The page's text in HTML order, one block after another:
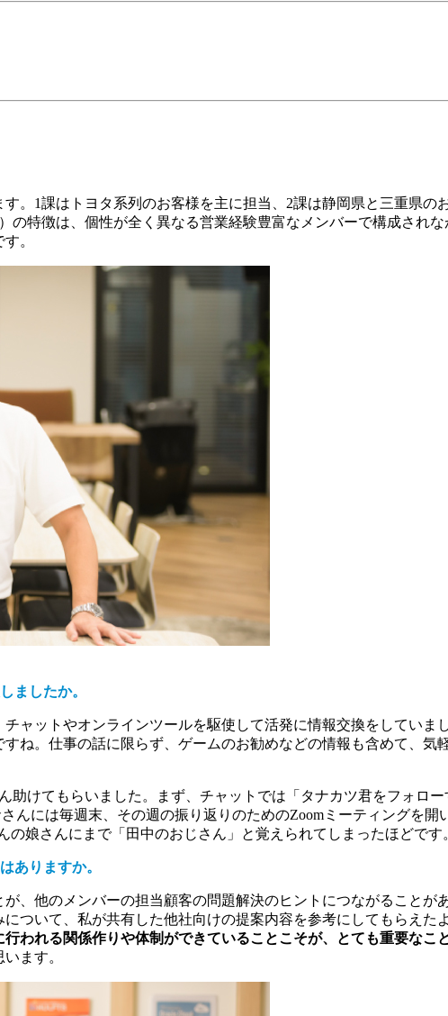
。1課はトヨタ系列のお客様を主に担当、2課は静岡県と三重県の
の特徴は、個性が全く異なる営業経験豊富なメンバーで構成され
。
ましたか。
ャットやオンラインツールを駆使して活発に情報交換をしていま
すね。仕事の話に限らず、ゲームのお勧めなどの情報も含めて、気
助けてもらいました。まず、チャットでは「タナカツ君をフォロ
んには毎週末、その週の振り返りのためのZoomミーティングを
娘さんにまで「田中のおじさん」と覚えられてしまったほどです
ありますか。
、他のメンバーの担当顧客の問題解決のヒントにつながることが
ついて、私が共有した他社向けの提案内容を参考にしてもらえた
われる関係作りや体制ができていることこそが、とても重要なこ
ます。